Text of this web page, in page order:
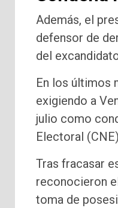
Además, el
defensor de
del
En los últimos
exigiendo a
julio como
Electoral
Tras fracasar
reconocieron
toma de